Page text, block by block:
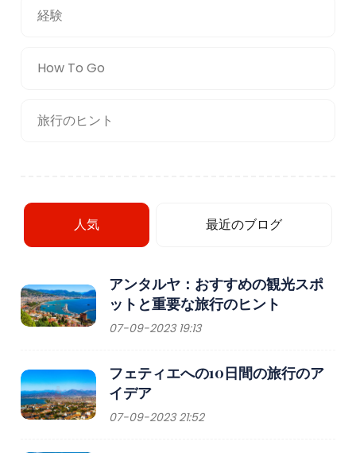
経験
How To Go
旅行のヒント
人気 最近のブログ
アンタルヤ：おすすめの観光スポ
ットと重要な旅行のヒント
07-09-2023 19:13
フェティエへの10日間の旅行のア
イデア
07-09-2023 21:52